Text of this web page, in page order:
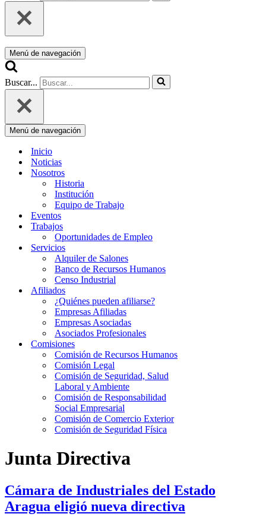
Menú de navegación
Buscar...
Menú de navegación
Inicio
Noticias
Nosotros
Historia
Institución
Equipo de Trabajo
Eventos
Trabajos
Oportunidades de Empleo
Servicios
Alquiler de Salones
Banco de Recursos Humanos
Censo Industrial
Afiliados
¿Quiénes pueden afiliarse?
Empresas Afiliadas
Empresas Asociadas
Asociados Profesionales
Comisiones
Comisión de Recursos Humanos
Comisión Legal
Comisión de Seguridad, Salud
Laboral y Ambiente
Comisión de Responsabilidad
Social Empresarial
Comisión de Comercio Exterior
Comisión de Seguridad Física
Junta Directiva
Cámara de Industriales del Estado
Aragua eligió nueva directiva